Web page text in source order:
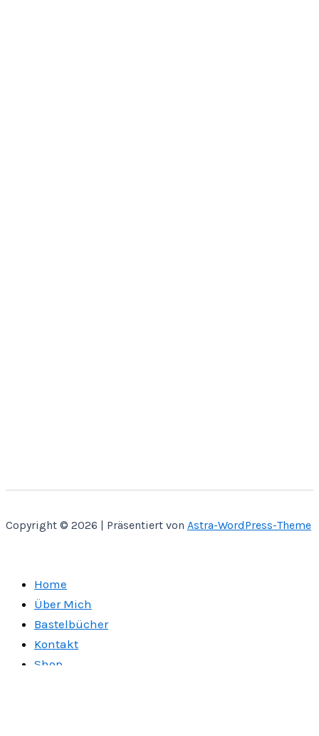
Copyright © 2026 | Präsentiert von Astra-WordPress-Theme
Home
Über Mich
Bastelbücher
Kontakt
Shop